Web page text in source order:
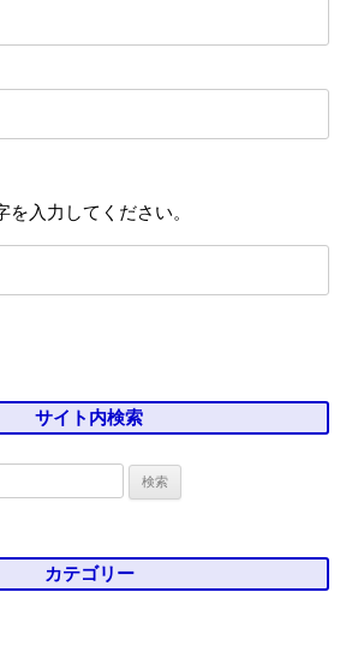
を入力してください。
サイト内検索
カテゴリー